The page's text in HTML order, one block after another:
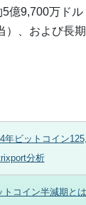
億9,700万ド
、および長期
年ビットコイン
分析
トコイン半減期と